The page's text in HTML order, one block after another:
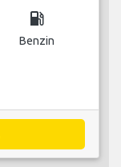
local_gas_station
Benzin